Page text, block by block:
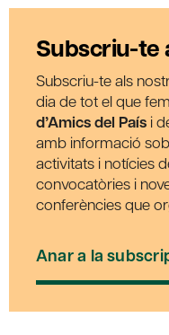
Subscriu-te
Subscriu-te als
dia de tot el que
d’Amics del País i
amb informació
activitats i notícies
convocatòries i
conferències que
Anar a la